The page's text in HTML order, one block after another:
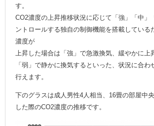
す。
CO2濃度の上昇推移状況に応じて「強」「中」
ントロールする独自の制御機能を搭載している
濃度が
上昇した場合は「強」で急激換気、緩やかに上
「弱」で静かに換気するといった、状況に合わ
行えます。
下のグラスは成人男性4人相当、16畳の部屋中
した際のCO2濃度の推移です。